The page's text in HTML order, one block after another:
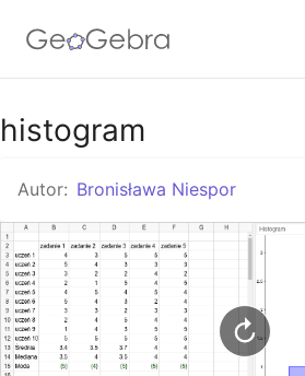
GeoGebra Classroom
Zaloguj się
histogram
Autor: Bronisława Niespor